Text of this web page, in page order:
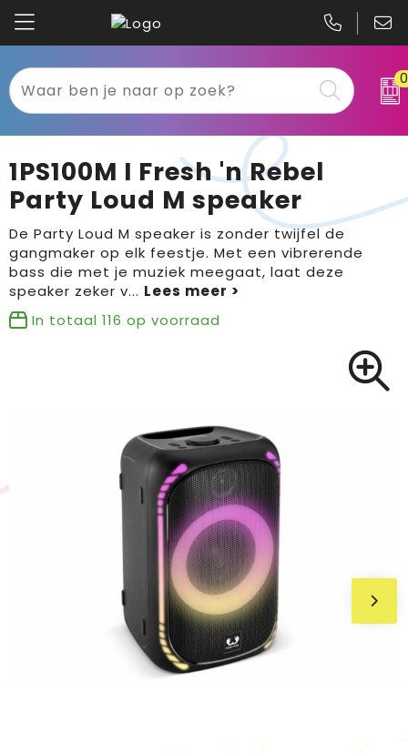
0
Textiel
Werkkleding
Sport
Tassen
Bloemen, planten en bomen
Brievenbuspakketten
Kariban
B&C
Gildan
Clique
Printer
1PS100M I Fresh 'n Rebel
Party Loud M speaker
De Party Loud M speaker is zonder twijfel de
gangmaker op elk feestje. Met een vibrerende
bass die met je muziek meegaat, laat deze
speaker zeker v...
In totaal 116 op voorraad